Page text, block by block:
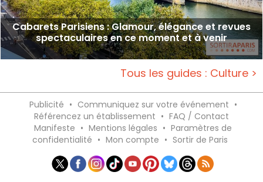
Cabarets Parisiens : Glamour, élégance et revues
spectaculaires en ce moment et à venir
Tous les guides : Culture >
Publicité • Communiquez sur votre événement •
Référencez un établissement • FAQ / Contact
Manifeste • Mentions légales • Paramètres de
confidentialité • Mon compte • Sortir de Paris